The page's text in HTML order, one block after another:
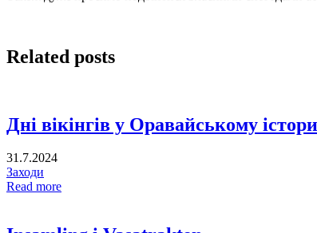
Related posts
Дні вікінгів у Оравайському
31.7.2024
Заходи
Read more